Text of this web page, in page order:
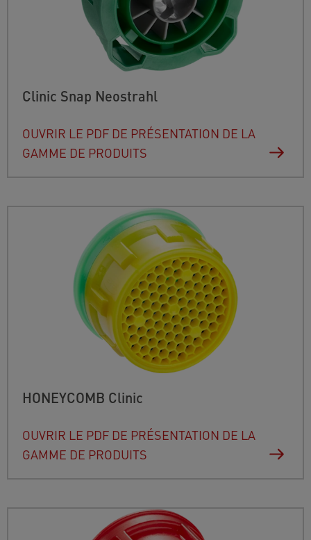
Clinic Snap Neostrahl
OUVRIR LE PDF DE PRÉSENTATION DE LA
GAMME DE PRODUITS
HONEYCOMB Clinic
OUVRIR LE PDF DE PRÉSENTATION DE LA
GAMME DE PRODUITS